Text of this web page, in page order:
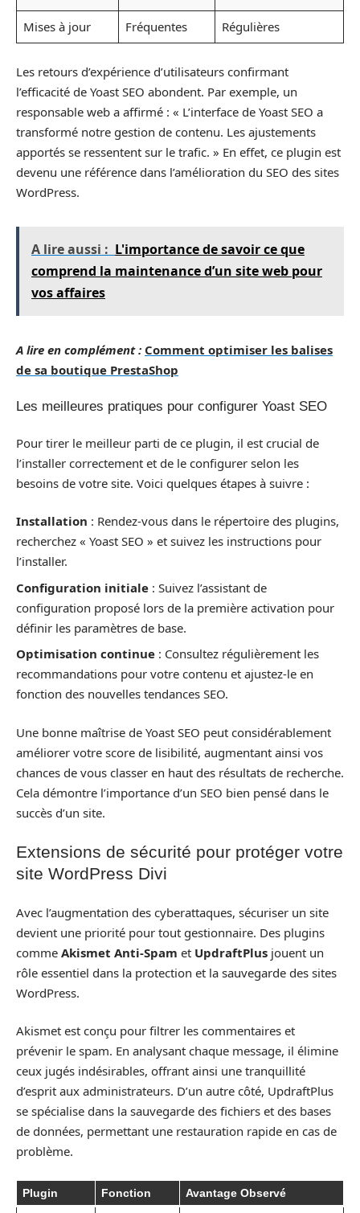
Mises à jour
Fréquentes Régulières
Les retours d’expérience d’utilisateurs confirmant
l’efficacité de Yoast SEO abondent. Par exemple, un
responsable web a affirmé : « L’interface de Yoast SEO a
transformé notre gestion de contenu. Les ajustements
apportés se ressentent sur le trafic. » En effet, ce plugin est
devenu une référence dans l’amélioration du SEO des sites
WordPress.
A lire aussi : L'importance de savoir ce que
comprend la maintenance d’un site web pour
vos affaires
A lire en complément : Comment optimiser les balises
de sa boutique PrestaShop
Les meilleures pratiques pour configurer Yoast SEO
Pour tirer le meilleur parti de ce plugin, il est crucial de
l’installer correctement et de le configurer selon les
besoins de votre site. Voici quelques étapes à suivre :
Installation : Rendez-vous dans le répertoire des plugins,
recherchez « Yoast SEO » et suivez les instructions pour
l’installer.
Configuration initiale : Suivez l’assistant de
configuration proposé lors de la première activation pour
définir les paramètres de base.
Optimisation continue : Consultez régulièrement les
recommandations pour votre contenu et ajustez-le en
fonction des nouvelles tendances SEO.
Une bonne maîtrise de Yoast SEO peut considérablement
améliorer votre score de lisibilité, augmentant ainsi vos
chances de vous classer en haut des résultats de recherche.
Cela démontre l’importance d’un SEO bien pensé dans le
succès d’un site.
Extensions de sécurité pour protéger votre
site WordPress Divi
Avec l’augmentation des cyberattaques, sécuriser un site
devient une priorité pour tout gestionnaire. Des plugins
comme Akismet Anti-Spam et UpdraftPlus jouent un
rôle essentiel dans la protection et la sauvegarde des sites
WordPress.
Akismet est conçu pour filtrer les commentaires et
prévenir le spam. En analysant chaque message, il élimine
ceux jugés indésirables, offrant ainsi une tranquillité
d’esprit aux administrateurs. D’un autre côté, UpdraftPlus
se spécialise dans la sauvegarde des fichiers et des bases
de données, permettant une restauration rapide en cas de
problème.
Plugin Fonction Avantage Observé